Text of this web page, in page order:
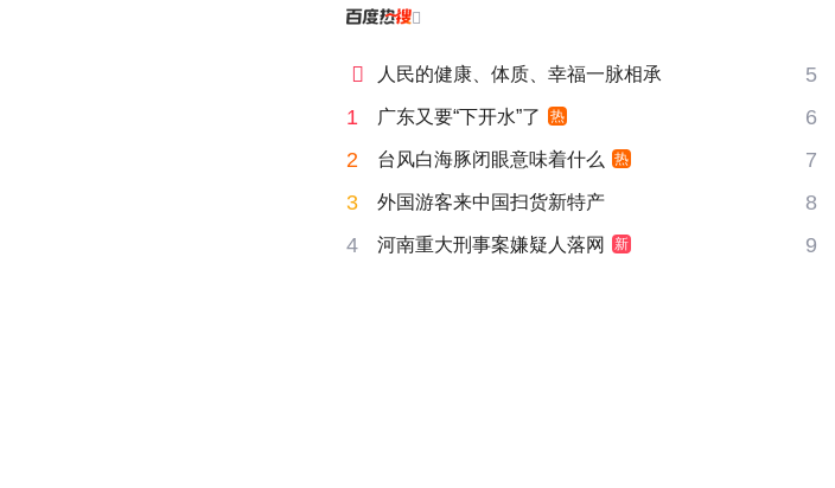

 人民的健康、体质、幸福一脉相承 5
1 广东又要“下开水”了 热 6
2 台风白海豚闭眼意味着什么 热 7
3 外国游客来中国扫货新特产 8
4 河南重大刑事案嫌疑人落网 新 9